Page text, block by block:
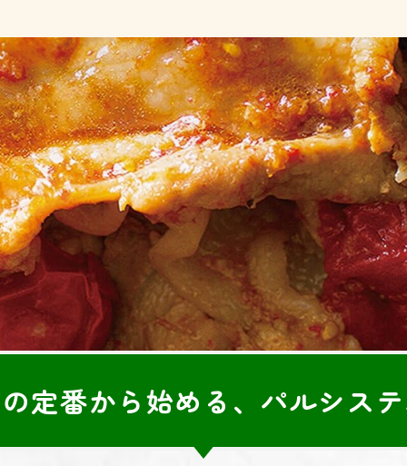
定番から始める、パルシス